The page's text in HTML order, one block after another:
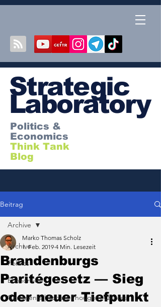
Strategic
Laboratory
Politics &
Economics
Think Tank
Blog
Beitrag
Archive
Politics
Economics
Comments | Todays Thought | Quotes
Archive
Brandenburgs
Paritégesetz –– Sieg
oder neuer Tiefpunkt
Marko Thomas Scholz
1. Feb. 2019 4 Min. Lesezeit